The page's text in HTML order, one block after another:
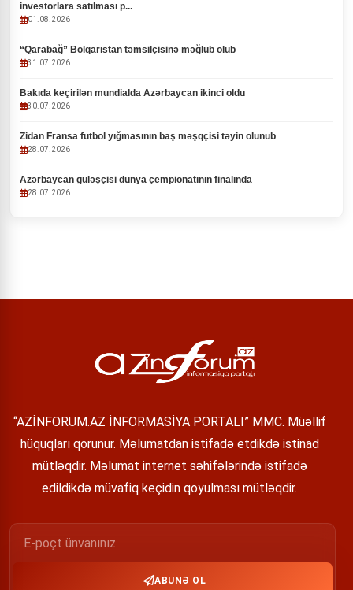
investorlara satılması p...
01.08.2026
“Qarabağ” Bolqarıstan təmsilçisinə məğlub olub
31.07.2026
Bakıda keçirilən mundialda Azərbaycan ikinci oldu
30.07.2026
Zidan Fransa futbol yığmasının baş məşqçisi təyin olunub
28.07.2026
Azərbaycan güləşçisi dünya çempionatının finalında
28.07.2026
“AZİNFORUM.AZ İNFORMASİYA PORTALI” MMC. Müəllif
hüquqları qorunur. Məlumatdan istifadə etdikdə istinad
mütləqdir. Məlumat internet səhifələrində istifadə
edildikdə müvafiq keçidin qoyulması mütləqdir.
ABUNƏ OL